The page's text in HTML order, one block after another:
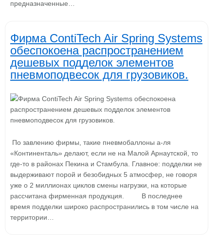
предназначенные…
Фирма ContiTech Air Spring Systems
обеспокоена распространением
дешевых подделок элементов
пневмоподвесок для грузовиков.
По завлению фирмы, такие пневмобаллоны а-ля
«Континенталь» делают, если не на Малой Арнаутской, то
где-то в районах Пекина и Стамбула. Главное: подделки не
выдерживают порой и безобидных 5 атмосфер, не говоря
уже о 2 миллионах циклов смены нагрузки, на которые
рассчитана фирменная продукция. В последнее
время подделки широко распространились в том числе на
территории…